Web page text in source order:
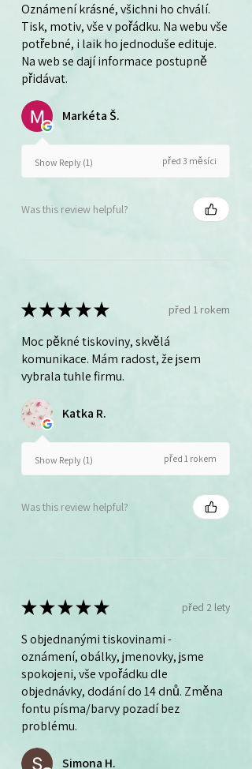
Oznámení krásné, všichni ho chválí.
Tisk, motiv, vše v pořádku. Na webu vše
potřebné, i laik ho jednoduše edituje.
Na web se dají informace postupně
přidávat.
Markéta Š.
Show Reply (1) před 3 měsíci
Was this review helpful?
★★★★★ před 1 rokem
Moc pěkné tiskoviny, skvělá
komunikace. Mám radost, že jsem
vybrala tuhle firmu.
Katka R.
Show Reply (1) před 1 rokem
Was this review helpful?
★★★★★ před 2 lety
S objednanými tiskovinami -
oznámení, obálky, jmenovky, jsme
spokojeni, vše vpořádku dle
objednávky, dodání do 14 dnů. Změna
fontu písma/barvy pozadí bez
problému.
Simona H.